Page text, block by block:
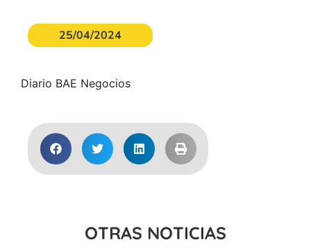
25/04/2024
Diario BAE Negocios
OTRAS NOTICIAS